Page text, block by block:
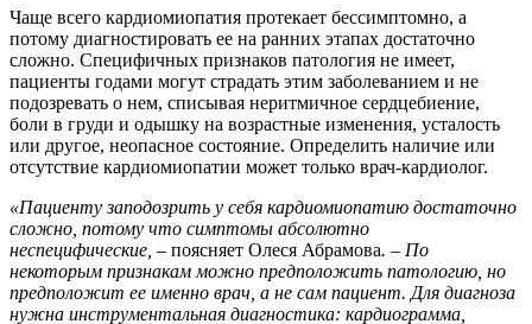
Чаще всего кардиомиопатия протекает бессимптомно, а
потому диагностировать ее на ранних этапах достаточно
сложно. Специфичных признаков патология не имеет,
пациенты годами могут страдать этим заболеванием и не
подозревать о нем, списывая неритмичное сердцебиение,
боли в груди и одышку на возрастные изменения, усталость
или другое, неопасное состояние. Определить наличие или
отсутствие кардиомиопатии может только врач-кардиолог.
«Пациенту заподозрить у себя кардиомиопатию достаточно
сложно, потому что симптомы абсолютно
неспецифические, – поясняет Олеся Абрамова. – По
некоторым признакам можно предположить патологию, но
предположит ее именно врач, а не сам пациент. Для диагноза
нужна инструментальная диагностика: кардиограмма,